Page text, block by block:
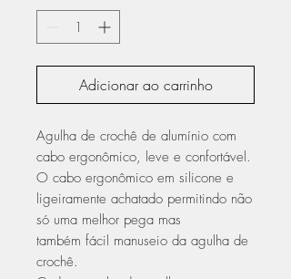
Adicionar ao carrinho
Agulha de crochê de alumínio com
cabo ergonômico, leve e confortável.
O cabo ergonômico em silicone e
ligeiramente achatado permitindo não
só uma melhor pega mas
também fácil manuseio da agulha de
crochê.